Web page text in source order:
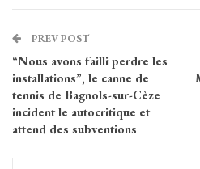
PREV POST
“Nous avons failli perdre les
installations”, le canne de
tennis de Bagnols-sur-Cèze
incident le autocritique et
attend des subventions